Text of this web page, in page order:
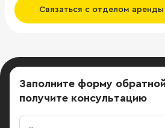
Связаться с отделом аренды
Заполните форму
получите консультацию